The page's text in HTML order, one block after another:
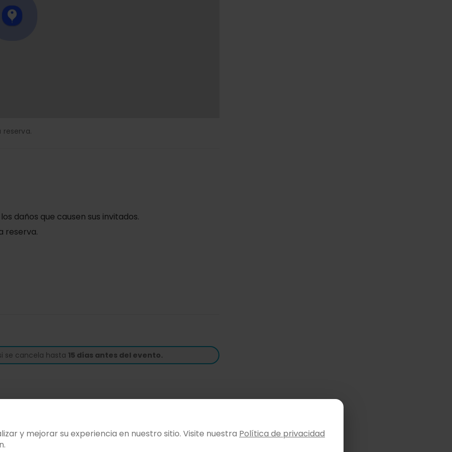
daños que causen sus invitados.
reserva.
se cancela hasta 15 días antes del evento.
y mejorar su experiencia en nuestro sitio. Visite nuestra Política de privacidad